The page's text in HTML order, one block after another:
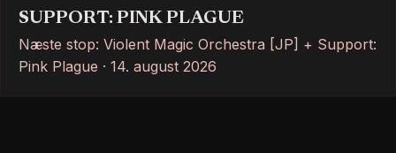
SUPPORT: PINK PLAGUE
Næste stop: Violent Magic Orchestra [JP] + Support:
Pink Plague · 14. august 2026